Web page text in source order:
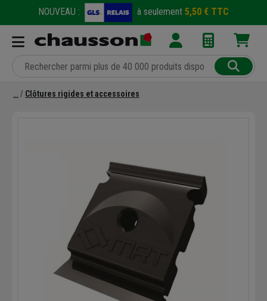
NOUVEAU : à seulement 5,50 € TTC
Clôtures rigides et accessoires